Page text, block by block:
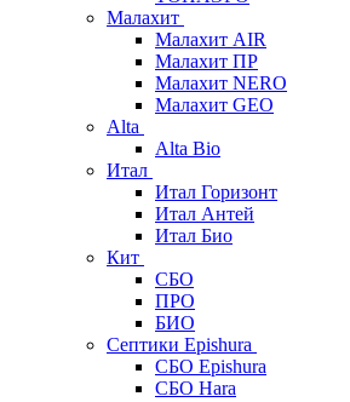
Малахит
Малахит AIR
Малахит ПР
Малахит NERO
Малахит GEO
Alta
Alta Bio
Итал
Итал Горизонт
Итал Антей
Итал Био
Кит
СБО
ПРО
БИО
Септики Epishura
СБО Epishura
СБО Hara